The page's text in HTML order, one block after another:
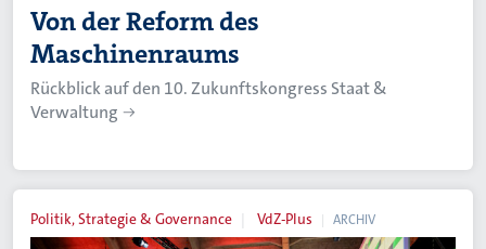
Von der Reform des
Maschinenraums
Rückblick auf den 10. Zukunftskongress Staat &
Verwaltung
Politik, Strategie & Governance VdZ-Plus ARCHIV